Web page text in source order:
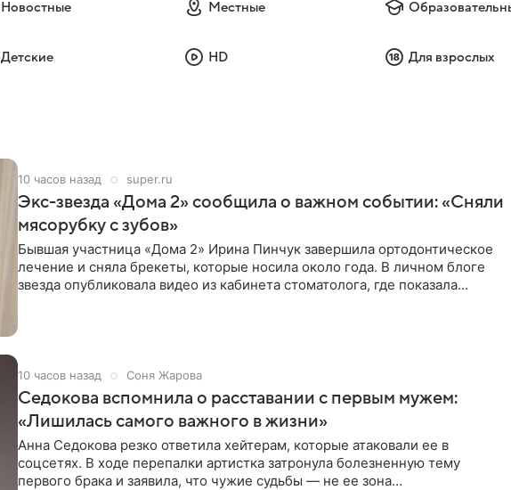
Новостные Местные
Детские HD Для взрослых
10 часов назад super.ru
Экс-звезда «Дома 2» сообщила о важном событии: «Сняли
мясорубку с зубов»
Бывшая участница «Дома 2» Ирина Пинчук завершила ортодонтическое
лечение и сняла брекеты, которые носила около года. В личном блоге
звезда опубликовала видео из кабинета стоматолога, где показала
10 часов назад Соня Жарова
Седокова вспомнила о расставании с первым мужем:
«Лишилась самого важного в жизни»
Анна Седокова резко ответила хейтерам, которые атаковали ее в
соцсетях. В ходе перепалки артистка затронула болезненную тему
первого брака и заявила, что чужие судьбы — не ее зона